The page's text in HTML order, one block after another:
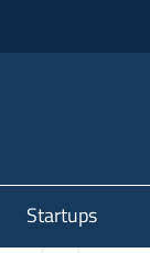
Startups